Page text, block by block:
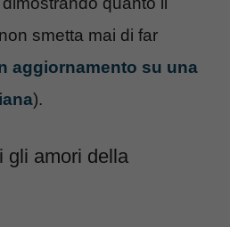
smetta mai di far
aggiornamento su una
).
gli amori della